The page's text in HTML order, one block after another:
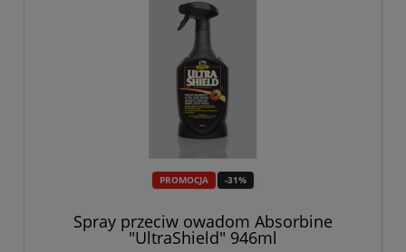
PROMOCJA -31%
Spray przeciw owadom Absorbine
"UltraShield" 946ml